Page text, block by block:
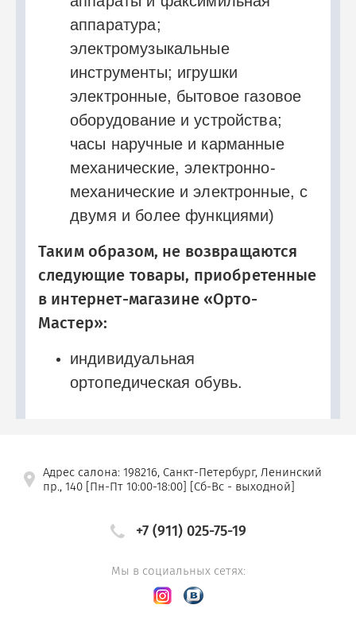
аппаратура;
электромузыкальные
инструменты; игрушки
электронные, бытовое газовое
оборудование и устройства;
часы наручные и карманные
механические, электронно-
механические и электронные, с
двумя и более функциями)
Таким образом, не возвращаются
следующие товары, приобретенные
в интернет-магазине «Орто-
Мастер»:
индивидуальная
ортопедическая обувь.
Адрес салона: 198216, Санкт-Петербург, Ленинский
пр., 140 [Пн-Пт 10:00-18:00] [Сб-Вс - выходной]
+7 (911) 025-75-19
Мы в социальных сетях: